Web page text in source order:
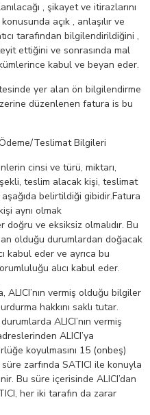
, şikayet ve itirazlarını
açık , anlaşılır ve
tarafından bilgilendirildiğini ,
ettiğini ve sonrasında mal
kabul ve beyan eder.
yer alan ön bilgilendirme
düzenlenen fatura is bu
Teslimat Bilgileri
cinsi ve türü, miktarı,
teslim alacak kişi, teslimat
belirtildiği gibidir.Fatura
aynı olmak
doğru ve eksiksiz olmalıdır. Bu
olduğu durumlardan doğacak
kabul eder ve ayrıca bu
alıcı kabul eder.
vermiş olduğu bilgiler
hakkını saklı tutar.
ALICI’nın vermiş
ALICI’ya
koyulmasını 15 (onbeş)
zarfında SATICI ile konuyla
Bu süre içerisinde ALICI’dan
her iki tarafın da zarar